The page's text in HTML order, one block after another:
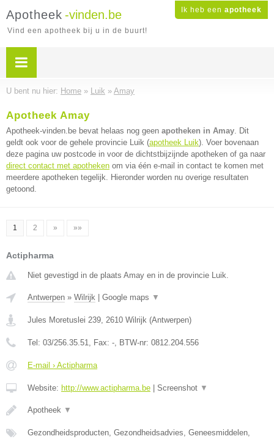
Ik heb een apotheek
Apotheek -vinden.be
Vind een apotheek bij u in de buurt!
U bent nu hier: Home » Luik » Amay
Apotheek Amay
Apotheek-vinden.be bevat helaas nog geen apotheken in Amay. Dit
geldt ook voor de gehele provincie Luik (apotheek Luik). Voer bovenaan
deze pagina uw postcode in voor de dichtstbijzijnde apotheken of ga naar
direct contact met apotheken om via één e-mail in contact te komen met
meerdere apotheken tegelijk. Hieronder worden nu overige resultaten
getoond.
1 2 » »»
Actipharma
Niet gevestigd in de plaats Amay en in de provincie Luik.
Antwerpen » Wilrijk Google maps ▼
Jules Moretuslei 239, 2610 Wilrijk (Antwerpen)
Tel: 03/256.35.51, Fax: -, BTW-nr: 0812.204.556
E-mail › Actipharma
Website: http://www.actipharma.be Screenshot ▼
Apotheek ▼
Gezondheidsproducten, Gezondheidsadvies, Geneesmiddelen,